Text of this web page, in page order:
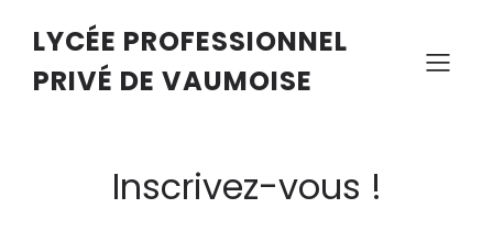
LYCÉE PROFESSIONNEL
PRIVÉ DE VAUMOISE
Inscrivez-vous !